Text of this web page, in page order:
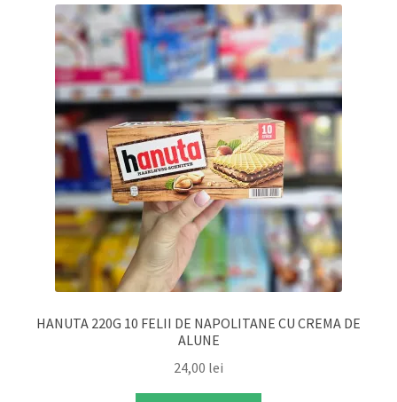
HANUTA 220G 10 FELII DE NAPOLITANE CU CREMA DE
ALUNE
24,00 lei